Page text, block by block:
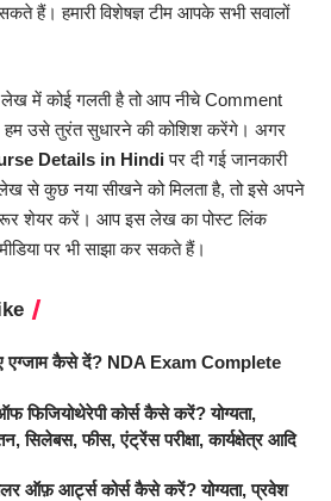
हैं। हमारी विशेषज्ञ टीम आपके सभी सवालों
में कोई गलती है तो आप नीचे Comment
उसे तुरंत सुधारने की कोशिश करेंगे। अगर
Details in Hindiपर दी गई जानकारी
से कुछ नया सीखने को मिलता है, तो इसे अपने
शेयर करें। आप इस लेख का पोस्ट लिंक
पर भी साझा कर सकते हैं।
एग्जाम कैसे दें? NDA Exam Complete
फिजियोथेरेपी कोर्स कैसे करें? योग्यता,
सिलेबस, फीस, एंट्रेंस परीक्षा, कार्यक्षेत्र आदि
ऑफ़ आर्ट्स कोर्स कैसे करें? योग्यता, प्रवेश